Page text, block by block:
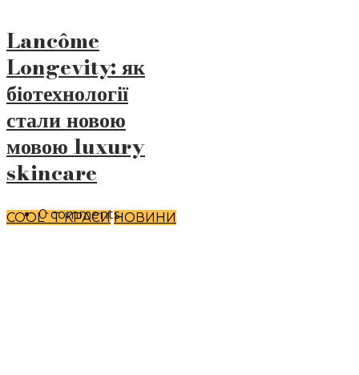
COOL`T КРАСИ НОВИНИ
Lancôme
Longevity: як
біотехнології
стали новою
мовою luxury
skincare
0 comments